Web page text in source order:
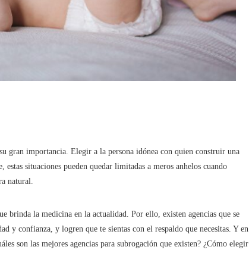
gran importancia. Elegir a la persona idónea con quien construir una
situaciones pueden quedar limitadas a meros anhelos cuando
natural.
brinda la medicina en la actualidad. Por ello, existen agencias que se
y confianza, y logren que te sientas con el respaldo que necesitas. Y en
son las mejores agencias para subrogación que existen? ¿Cómo elegir